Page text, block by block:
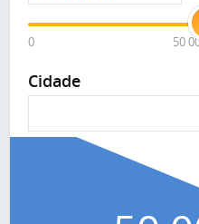
0 50
Cidade